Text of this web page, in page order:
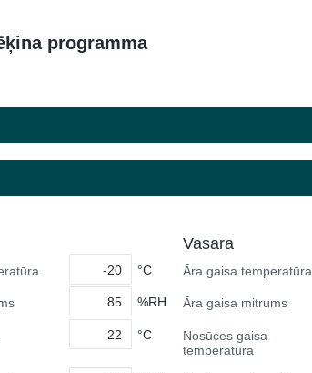
programma
°C
%RH
°C
Vasara
Āra gaisa temperatūra
Āra gaisa mitrums
Nosūces gaisa
temperatūra